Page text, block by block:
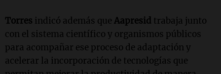
Torres indicó además que Aapresid trabaja junto
con el sistema científico y organismos públicos
para acompañar ese proceso de adaptación y
acelerar la incorporación de tecnologías que